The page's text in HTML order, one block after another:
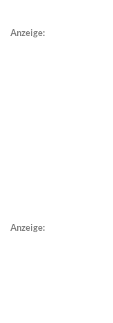
Anzeige:
Anzeige: